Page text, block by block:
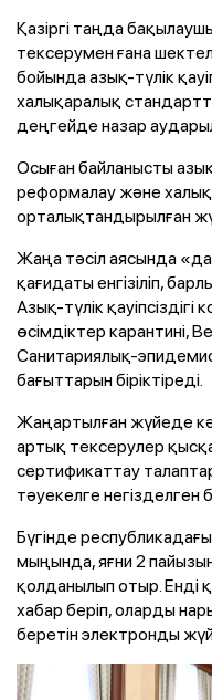
Қазіргі таңда
тексерумен ғана
бойында азық-түлік
халықаралық
деңгейде назар
Осыған байланысты
реформалау және
орталықтандырылған
Жаңа тәсіл аясында
қағидаты енгізіліп,
Азық-түлік
өсімдіктер карантині,
Санитариялық-
бағыттарын біріктіреді.
Жаңартылған жүйеде
артық тексерулер
сертификаттау
тәуекелге негізделген
Бүгінде
мыңында, яғни 2
қолданылып отыр. Енді
хабар беріп, оларды
беретін электронды